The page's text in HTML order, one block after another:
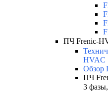
ПЧ Frenic-
HVAC
Обзор
ПЧ
3